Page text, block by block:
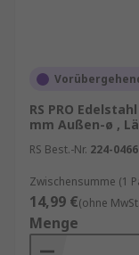
RS PRO
mm Außen-ø ,
RS Best.-Nr. 224-0466
Zwischensumme (1
14,99 €(ohne
Menge